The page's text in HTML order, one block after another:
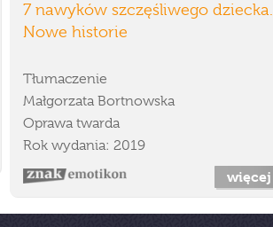
7 nawyków szczęśliwego dziecka.
Nowe historie
Tłumaczenie
Małgorzata Bortnowska
Oprawa twarda
Rok wydania: 2019
więcej